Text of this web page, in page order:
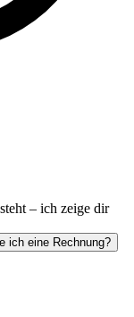
– ich zeige dir
ich eine Rechnung?